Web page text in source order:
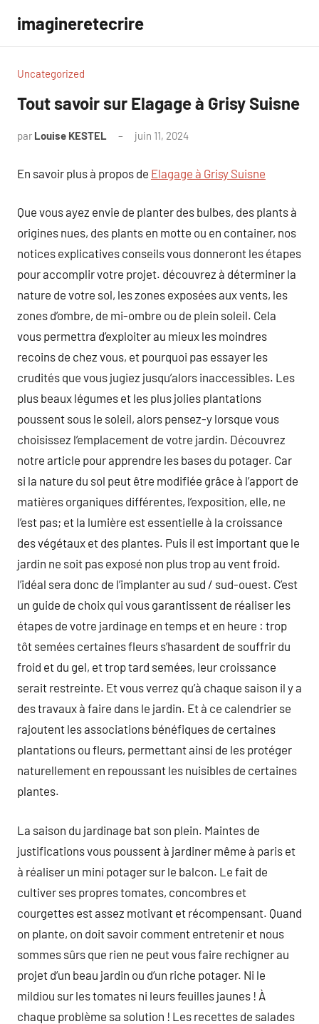
contenu
imagineretecrire
Uncategorized
Tout savoir sur Elagage à Grisy Suisne
par Louise KESTEL juin 11, 2024
En savoir plus à propos de Elagage à Grisy Suisne
Que vous ayez envie de planter des bulbes, des plants à
origines nues, des plants en motte ou en container, nos
notices explicatives conseils vous donneront les étapes
pour accomplir votre projet. découvrez à déterminer la
nature de votre sol, les zones exposées aux vents, les
zones d’ombre, de mi-ombre ou de plein soleil. Cela
vous permettra d’exploiter au mieux les moindres
recoins de chez vous, et pourquoi pas essayer les
crudités que vous jugiez jusqu’alors inaccessibles. Les
plus beaux légumes et les plus jolies plantations
poussent sous le soleil, alors pensez-y lorsque vous
choisissez l’emplacement de votre jardin. Découvrez
notre article pour apprendre les bases du potager. Car
si la nature du sol peut être modifiée grâce à l’apport de
matières organiques différentes, l’exposition, elle, ne
l’est pas; et la lumière est essentielle à la croissance
des végétaux et des plantes. Puis il est important que le
jardin ne soit pas exposé non plus trop au vent froid.
l’idéal sera donc de l’implanter au sud / sud-ouest. C’est
un guide de choix qui vous garantissent de réaliser les
étapes de votre jardinage en temps et en heure : trop
tôt semées certaines fleurs s’hasardent de souffrir du
froid et du gel, et trop tard semées, leur croissance
serait restreinte. Et vous verrez qu’à chaque saison il y a
des travaux à faire dans le jardin. Et à ce calendrier se
rajoutent les associations bénéfiques de certaines
plantations ou fleurs, permettant ainsi de les protéger
naturellement en repoussant les nuisibles de certaines
plantes.
La saison du jardinage bat son plein. Maintes de
justifications vous poussent à jardiner même à paris et
à réaliser un mini potager sur le balcon. Le fait de
cultiver ses propres tomates, concombres et
courgettes est assez motivant et récompensant. Quand
on plante, on doit savoir comment entretenir et nous
sommes sûrs que rien ne peut vous faire rechigner au
projet d’un beau jardin ou d’un riche potager. Ni le
mildiou sur les tomates ni leurs feuilles jaunes ! À
chaque problème sa solution ! Les recettes de salades